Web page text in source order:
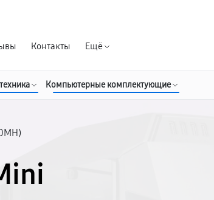
Контакты Ещё
Компьютерные комплектующие